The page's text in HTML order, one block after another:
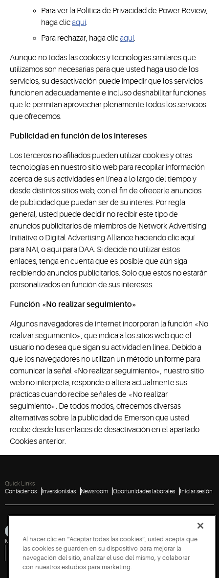
Para ver la Política de Privacidad de Power Review,
haga clicaquí.
Para rechazar, haga clicaquí.
Aunque no todas las cookies y tecnologías similares que
utilizamos son necesarias para que usted haga uso de los
servicios, su desactivación puede impedir que los servicios
funcionen adecuadamente e incluso deshabilitar funciones
que le permitan aprovechar plenamente todos los servicios
que ofrecemos.
Publicidad en función de los intereses
Los terceros no afiliados pueden utilizar cookies y otras
tecnologías en nuestro sitio web para recopilar información
acerca de sus actividades en línea a lo largo del tiempo y
desde distintos sitios web, con el fin de ofrecerle anuncios
de publicidad que puedan ser de su interés. Por regla
general, usted puede decidir no recibir este tipo de
anuncios publicitarios de miembros de Network Advertising
Initiative o Digital Advertising Alliance haciendo clic aquí
para NAI, o aquí para DAA. Si decide no utilizar estos
enlaces, tenga en cuenta que es posible que aún siga
recibiendo anuncios publicitarios. Solo que estos no estarán
personalizados en función de sus intereses.
Función «No realizar seguimiento»
Algunos navegadores de internet incorporan la función «No
realizar seguimiento», que indica a los sitios web que el
usuario no desea que sigan su actividad en línea. Debido a
que los navegadores no utilizan un método uniforme para
comunicar la señal «No realizar seguimiento», nuestro sitio
web no interpreta, responde o altera actualmente sus
prácticas cuando recibe señales de «No realizar
seguimiento». De todos modos, ofrecemos diversas
alternativas sobre la publicidad de Emerson que usted
recibe desde los enlaces de desactivación en el apartado
Cookies anterior.
Quick Links
Contáctenos
Inversionistas Newsroom Oportunidades laborales Iniciar sesión
Mapa del sitio Aviso de privacidad Términos de uso Cookies
Accessibility
Política de divulgación de vulnerabilidades
Informe una vulnerabilidad
Solicitud de información pública
Al hacer clic en “Aceptar todas las cookies”, usted acepta que
las cookies se guarden en su dispositivo para mejorar la
navegación del sitio, analizar el uso del mismo, y colaborar
con nuestros estudios para marketing.